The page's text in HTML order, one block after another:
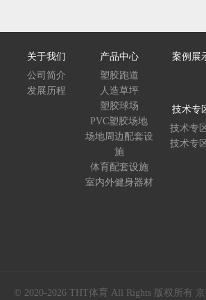
关于我们
公司简介
发展历程
产品中心
塑胶跑道
人造草坪
塑胶球场
PVC塑胶场地
场地周边配套设
施
体育配套设施
室内外健身器材
案例展
技术专
技术专
技术专
© 2020-2026 THT体育 All Rights 版权所有